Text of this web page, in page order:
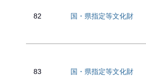
82 国・県指定等文化財
83 国・県指定等文化財